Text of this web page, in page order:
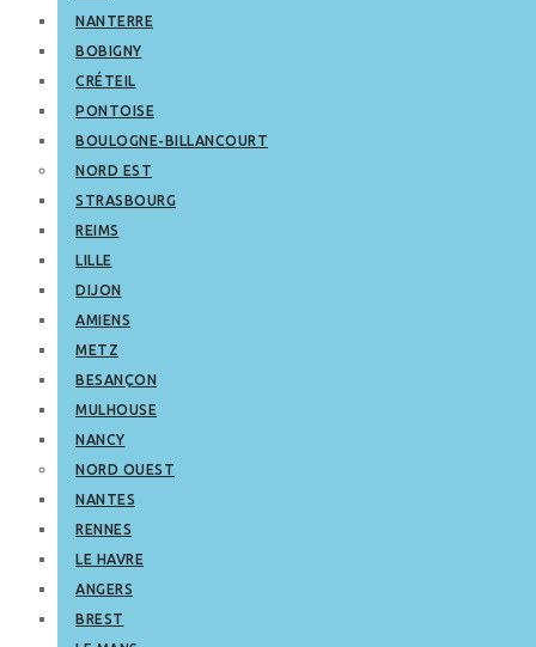
NANTERRE
BOBIGNY
CRÉTEIL
PONTOISE
BOULOGNE-BILLANCOURT
NORD EST
STRASBOURG
REIMS
LILLE
DIJON
AMIENS
METZ
BESANÇON
MULHOUSE
NANCY
NORD OUEST
NANTES
RENNES
LE HAVRE
ANGERS
BREST